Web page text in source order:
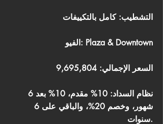
التشطيب: كامل بالتكييفات
الفيو: Plaza & Downtown
السعر الإجمالي: 9,695,804
نظام السداد: 10% مقدم، 10% بعد 6
شهور، وخصم 20%، والباقي على 6
سنوات.